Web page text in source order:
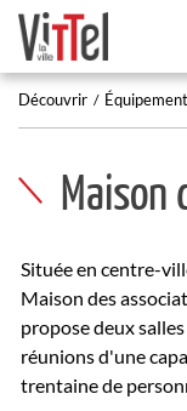
Découvrir
Maison
Située en centre-
Maison des
propose deux
réunions d'une
trentaine de